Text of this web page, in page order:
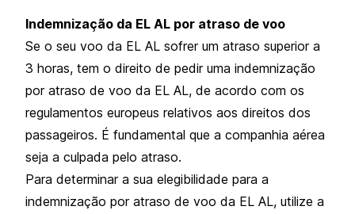
Indemnização da EL AL por atraso de voo
Se o seu voo da EL AL sofrer um atraso superior a
3 horas, tem o direito de pedir uma indemnização
por atraso de voo da EL AL, de acordo com os
regulamentos europeus relativos aos direitos dos
passageiros. É fundamental que a companhia aérea
seja a culpada pelo atraso.
Para determinar a sua elegibilidade para a
indemnização por atraso de voo da EL AL, utilize a